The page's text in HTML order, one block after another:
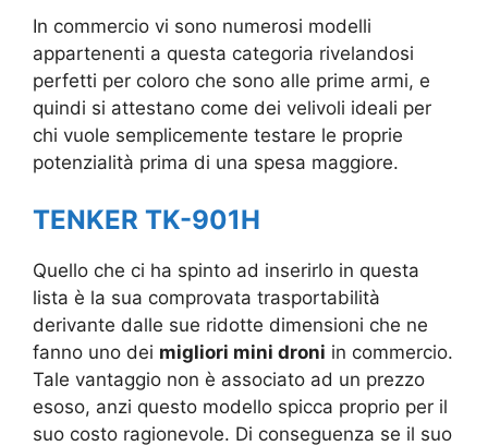
In commercio vi sono numerosi modelli
appartenenti a questa categoria rivelandosi
perfetti per coloro che sono alle prime armi, e
quindi si attestano come dei velivoli ideali per
chi vuole semplicemente testare le proprie
potenzialità prima di una spesa maggiore.
TENKER TK-901H
Quello che ci ha spinto ad inserirlo in questa
lista è la sua comprovata trasportabilità
derivante dalle sue ridotte dimensioni che ne
fanno uno dei migliori mini droni in commercio.
Tale vantaggio non è associato ad un prezzo
esoso, anzi questo modello spicca proprio per il
suo costo ragionevole. Di conseguenza se il suo